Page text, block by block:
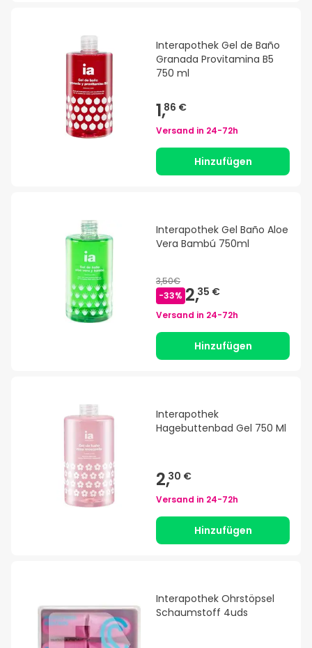
Interapothek Gel de Baño
Granada Provitamina B5
750 ml
1,86 €
Versand in 24-72h
Hinzufügen
Interapothek Gel Baño Aloe
Vera Bambú 750ml
3,50€
-33% 2,35 €
Versand in 24-72h
Hinzufügen
Interapothek
Hagebuttenbad Gel 750 Ml
2,30 €
Versand in 24-72h
Hinzufügen
Interapothek Ohrstöpsel
Schaumstoff 4uds